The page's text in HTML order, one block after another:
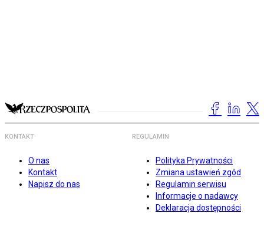
KONTAKT
O nas
Kontakt
Napisz do nas
REGULAMIN
Polityka Prywatności
Zmiana ustawień zgód
Regulamin serwisu
Informacje o nadawcy
Deklaracja dostępności